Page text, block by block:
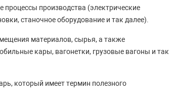
производства (электрические
станочное оборудование и так далее).
материалов, сырья, а также
кары, вагонетки, грузовые вагоны и так
который имеет термин полезного